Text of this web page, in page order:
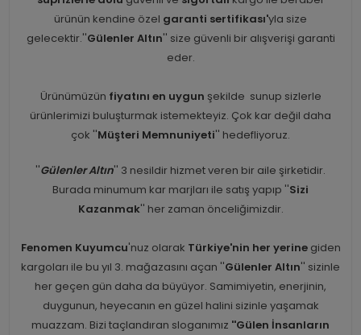
ürünün kendine özel garanti sertifikası'yla size
gelecektir.''Gülenler Altın'' size güvenli bir alışverişi garanti
eder.
Ürünümüzün fiyatını en uygun şekilde sunup sizlerle
ürünlerimizi buluşturmak istemekteyiz. Çok kar değil daha
çok ''Müşteri Memnuniyeti'' hedefliyoruz.
''Gülenler Altın'' 3 nesildir hizmet veren bir aile şirketidir.
Burada minumum kar marjları ile satış yapıp ''Sizi
Kazanmak'' her zaman önceliğimizdir.
Fenomen Kuyumcu'nuz olarak Türkiye'nin her yerinegiden
kargoları ile bu yıl 3. mağazasını açan ''Gülenler Altın'' sizinle
her geçen gün daha da büyüyor. Samimiyetin, enerjinin,
duygunun, heyecanın en güzel halini sizinle yaşamak
muazzam. Bizi taçlandıran sloganımız ''Gülen İnsanların